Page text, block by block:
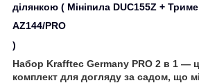
ділянкою ( Мініпила DUC155Z +
AZ144/PRO
)
Набор Krafftec Germany PRO 2 в 1 —
комплект для догляду за садом, що